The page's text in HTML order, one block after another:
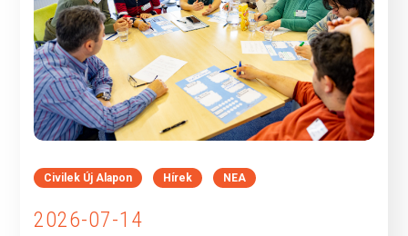
Civilek Új Alapon Hírek NEA
2026-07-14